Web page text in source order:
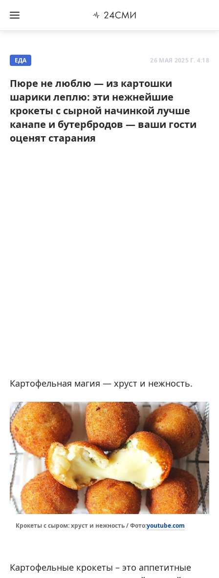
ЕДА 26 МАЯ 2025 Г. 4:18
Пюре не люблю — из картошки
шарики леплю: эти нежнейшие
крокеты с сырной начинкой лучше
канапе и бутербродов — ваши гости
оценят старания
Картофельная магия — хруст и нежность.
Крокеты с сыром: хруст и нежность / Фото:youtube.com
Картофельные крокеты – это аппетитные